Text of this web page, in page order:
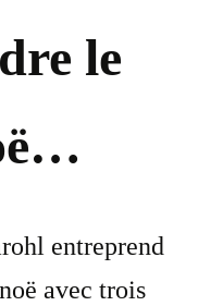
le
entreprend
avec trois